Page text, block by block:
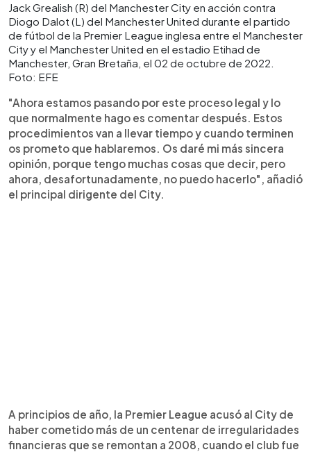
Jack Grealish (R) del Manchester City en acción contra
Diogo Dalot (L) del Manchester United durante el partido
de fútbol de la Premier League inglesa entre el Manchester
City y el Manchester United en el estadio Etihad de
Manchester, Gran Bretaña, el 02 de octubre de 2022.
Foto: EFE
"Ahora estamos pasando por este proceso legal y lo
que normalmente hago es comentar después. Estos
procedimientos van a llevar tiempo y cuando terminen
os prometo que hablaremos. Os daré mi más sincera
opinión, porque tengo muchas cosas que decir, pero
ahora, desafortunadamente, no puedo hacerlo", añadió
el principal dirigente del City.
A principios de año, la Premier League acusó al City de
haber cometido más de un centenar de irregularidades
financieras que se remontan a 2008, cuando el club fue